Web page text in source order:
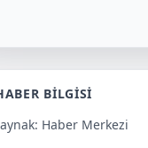
BİLGİSİ
Haber Merkezi